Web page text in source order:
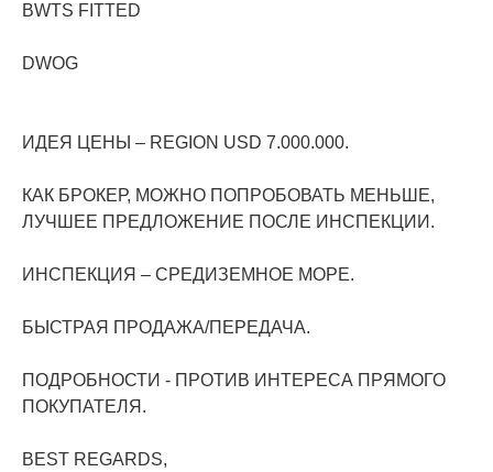
BWTS FITTED
DWOG
ИДЕЯ ЦЕНЫ – REGION USD 7.000.000.
КАК БРОКЕР, МОЖНО ПОПРОБОВАТЬ МЕНЬШЕ,
ЛУЧШЕЕ ПРЕДЛОЖЕНИЕ ПОСЛЕ ИНСПЕКЦИИ.
ИНСПЕКЦИЯ – СРЕДИЗЕМНОЕ МОРЕ.
БЫСТРАЯ ПРОДАЖА/ПЕРЕДАЧА.
ПОДРОБНОСТИ - ПРОТИВ ИНТЕРЕСА ПРЯМОГО
ПОКУПАТЕЛЯ.
BEST REGARDS,